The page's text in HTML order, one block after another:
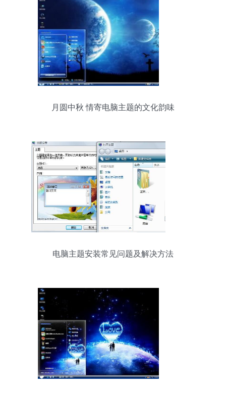
月圆中秋 情寄电脑主题的文化韵味
电脑主题安装常见问题及解决方法